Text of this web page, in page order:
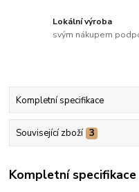
Lokální výroba
svým nákupem
Kompletní specifikace
Související zboží 3
Kompletní specifikace